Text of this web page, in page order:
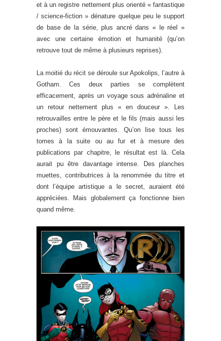
et à un registre nettement plus orienté « fantastique
/ science-fiction » dénature quelque peu le support
de base de la série, plus ancré dans « le réel »
avec une certaine émotion et humanité (qu’on
retrouve tout de même à plusieurs reprises).
La moitié du récit se déroule sur Apokolips, l’autre à
Gotham. Ces deux parties se complètent
efficacement, après un voyage sous adrénaline et
un retour nettement plus « en douceur ». Les
retrouvailles entre le père et le fils (mais aussi les
proches) sont émouvantes. Qu’on lise tous les
tomes à la suite ou au fur et à mesure des
publications par chapitre, le résultat est là. Cela
aurait pu être davantage intense. Des planches
muettes, contributrices à la renommée du titre et
dont l’équipe artistique a le secret, auraient été
appréciées. Mais globalement ça fonctionne bien
quand même.